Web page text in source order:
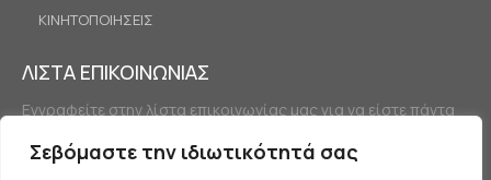
Σεβόμαστε την ιδιωτικότητά σας
ΚΙΝΗΤΟΠΟΙΗΣΕΙΣ
ΛΙΣΤΑ ΕΠΙΚΟΙΝΩΝΙΑΣ
Εγγραφείτε στην λίστα επικοινωνίας μας για να είστε πάντα